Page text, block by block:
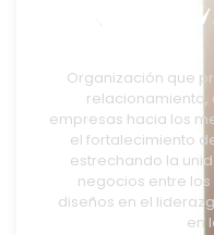
Organización que
empresas hacia los
el fortalecimiento
estrechando la
negocios entre
diseños en el
en